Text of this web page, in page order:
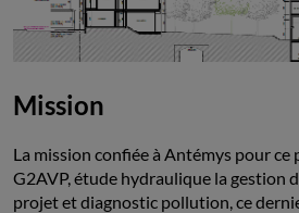
Mission
La mission confiée à Antémys pour
G2AVP, étude hydraulique la gestion
projet et diagnostic pollution, ce